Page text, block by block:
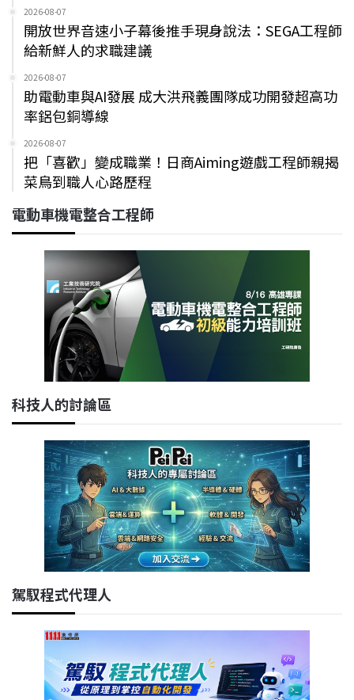
2026-08-07
開放世界音速小子幕後推手現身說法：SEGA工程師
給新鮮人的求職建議
2026-08-07
助電動車與AI發展 成大洪飛義團隊成功開發超高功
率鋁包銅導線
2026-08-07
把「喜歡」變成職業！日商Aiming遊戲工程師親揭
菜鳥到職人心路歷程
電動車機電整合工程師
科技人的討論區
駕馭程式代理人